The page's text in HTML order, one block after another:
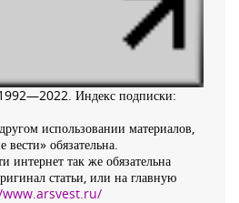
Индекс подписки:
использовании материалов,
вести» обязательна.
интернет так же обязательна
статьи, или на главную